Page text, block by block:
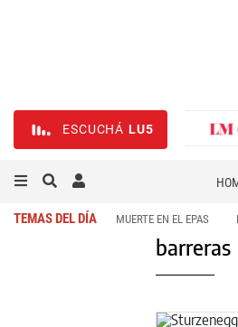
ESCUCHÁ LU5
TEMAS DEL DÍA MUERTE EN EL EPAS
barreras